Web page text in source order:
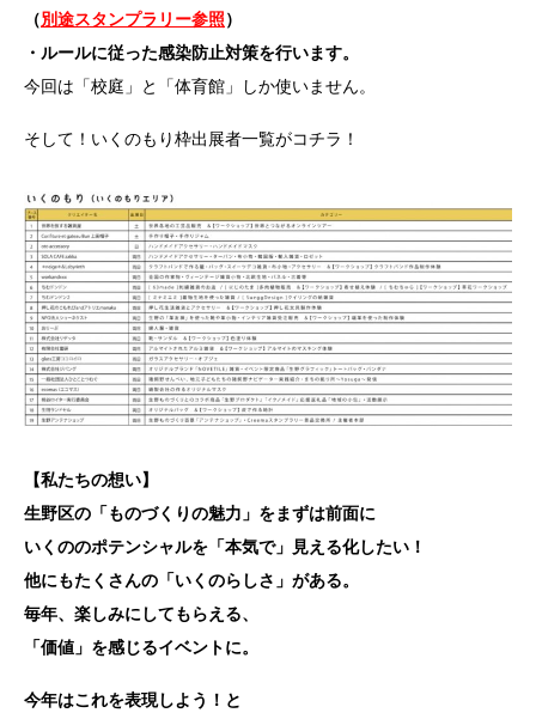
（別途スタンプラリー参照）
・ルールに従った感染防止対策を行います。
今回は「校庭」と「体育館」しか使いません。
そして！いくのもり枠出展者一覧がコチラ！
【私たちの想い】
生野区の「ものづくりの魅力」をまずは前面に
いくののポテンシャルを「本気で」見える化したい！
他にもたくさんの「いくのらしさ」がある。
毎年、楽しみにしてもらえる、
「価値」を感じるイベントに。
今年はこれを表現しよう！と